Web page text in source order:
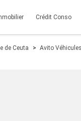
Crédit Conso
de Ceuta Avito Véhicules